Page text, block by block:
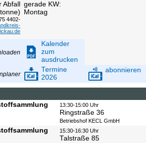
4402-
gerade KW:
Montag
Kalender
zum
ausdrucken
Termine
2026
abonnieren
13:30-15:00 Uhr
Ringstraße 36
Betriebshof KECL GmbH
15:30-16:30 Uhr
Talstraße 85